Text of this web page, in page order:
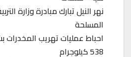
نهر النيل تبارك مبادرة وزارة
المسلحة
احباط عمليات تهريب
538 كيلوجرام